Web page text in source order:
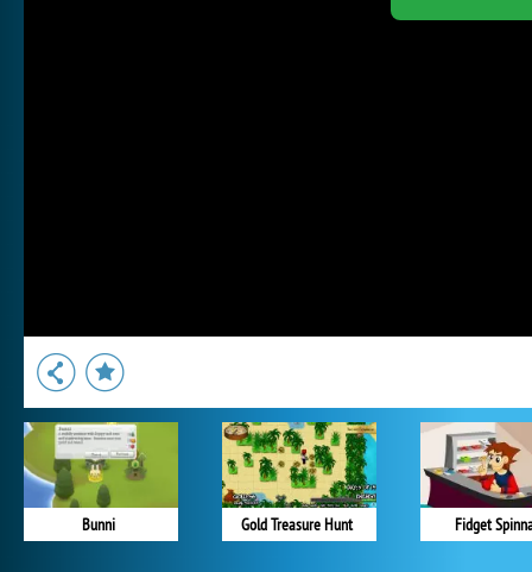
Bunni Gold Treasure Hunt Fidget